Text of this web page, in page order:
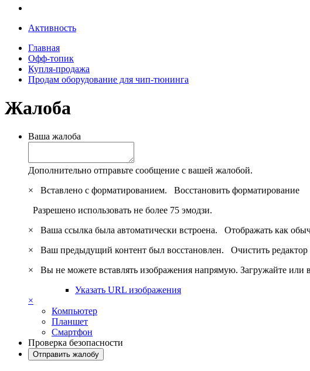
Активность
Главная
Офф-топик
Купля-продажа
Продам оборудование для чип-тюнинга
Жалоба
Ваша жалоба
Дополнительно отправьте сообщение с вашей жалобой.
×
Вставлено с форматированием. Восстановить форматирование
Разрешено использовать не более 75 эмодзи.
×
Ваша ссылка была автоматически встроена. Отображать как
×
Ваш предыдущий контент был восстановлен. Очистить редактор
×
Вы не можете вставлять изображения напрямую. Загружайте или
Указать URL изображения
×
Компьютер
Планшет
Смартфон
Проверка безопасности
Отправить жалобу